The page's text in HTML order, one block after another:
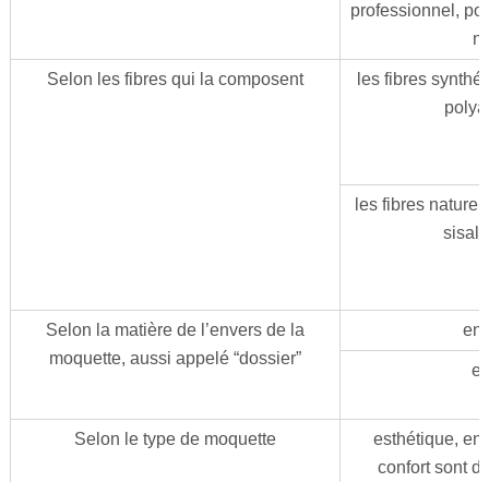
professionnel,
Selon les fibres qui la composent
les fibres
les fibres
sisal,
Selon la matière de l’envers de la
moquette, aussi appelé “dossier”
en
Selon le type de moquette
esthétique,
confort sont